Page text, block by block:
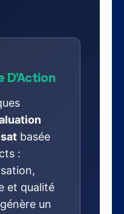
D’Action
basée
:
et qualité
un